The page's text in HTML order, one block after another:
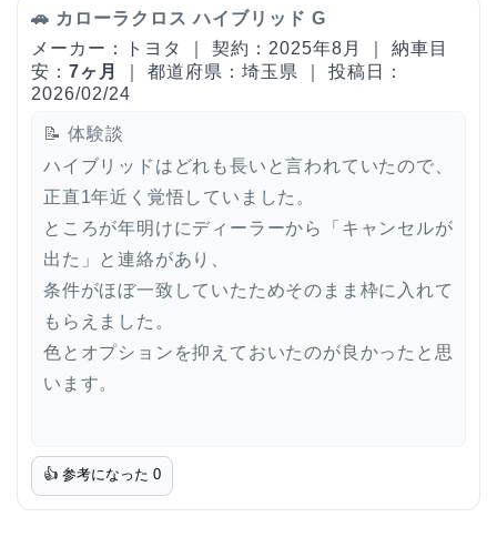
🚗 カローラクロス ハイブリッド G
メーカー：トヨタ ｜ 契約：2025年8月 ｜ 納車目
安： 7ヶ月
｜ 都道府県：埼玉県 ｜ 投稿日：
2026/02/24
📝 体験談
ハイブリッドはどれも長いと言われていたので、
正直1年近く覚悟していました。
ところが年明けにディーラーから「キャンセルが
出た」と連絡があり、
条件がほぼ一致していたためそのまま枠に入れて
もらえました。
色とオプションを抑えておいたのが良かったと思
います。
👍 参考になった 0